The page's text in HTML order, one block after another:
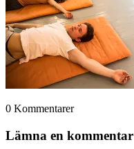
0 Kommentarer
Lämna en kommentar